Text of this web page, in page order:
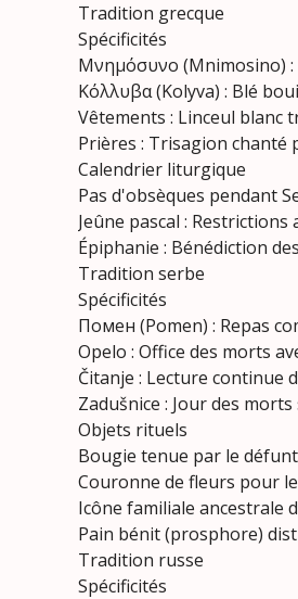
Tradition grecque
Spécificités
Μνημόσυνο (Mnimosino) :
Κόλλυβα (Kolyva) : Blé
Vêtements : Linceul blanc
Prières : Trisagion chanté
Calendrier liturgique
Pas d'obsèques pendant
Jeûne pascal :
Épiphanie : Bénédiction
Tradition serbe
Spécificités
Помен (Pomen) : Repas
Opelo : Office des morts
Čitanje : Lecture continue
Zadušnice : Jour des
Objets rituels
Bougie tenue par le
Couronne de fleurs pour
Icône familiale ancestrale
Pain bénit (prosphore)
Tradition russe
Spécificités